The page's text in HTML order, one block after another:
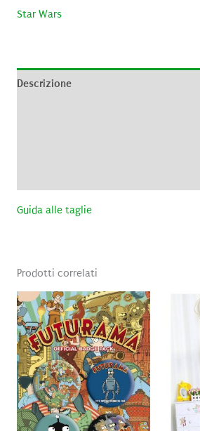
Star Wars
Descrizione
Guida alle taglie
Prodotti correlati